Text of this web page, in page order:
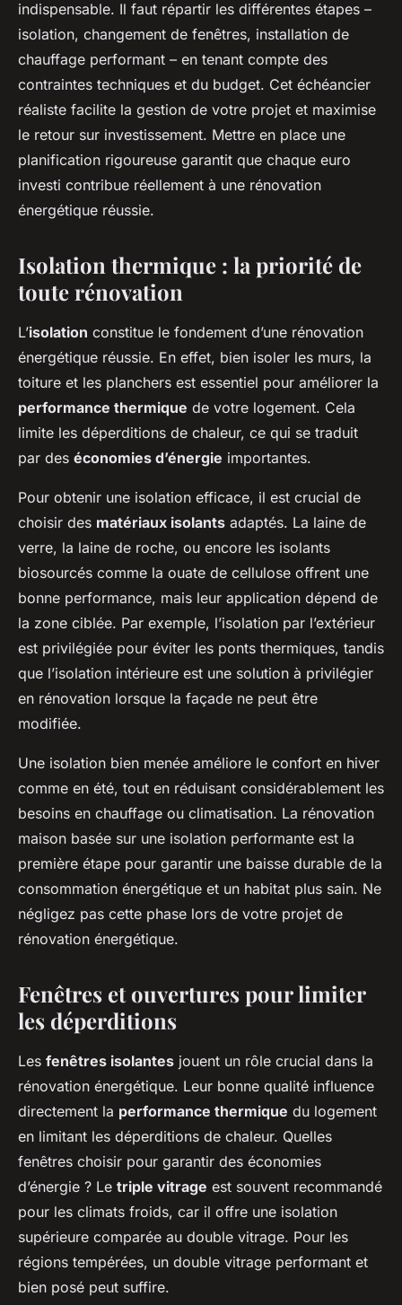
indispensable. Il faut répartir les différentes étapes –
isolation, changement de fenêtres, installation de
chauffage performant – en tenant compte des
contraintes techniques et du budget. Cet échéancier
réaliste facilite la gestion de votre projet et maximise
le retour sur investissement. Mettre en place une
planification rigoureuse garantit que chaque euro
investi contribue réellement à une rénovation
énergétique réussie.
Isolation thermique : la priorité de
toute rénovation
L’isolation constitue le fondement d’une rénovation
énergétique réussie. En effet, bien isoler les murs, la
toiture et les planchers est essentiel pour améliorer la
performance thermique de votre logement. Cela
limite les déperditions de chaleur, ce qui se traduit
par des économies d’énergie importantes.
Pour obtenir une isolation efficace, il est crucial de
choisir des matériaux isolants adaptés. La laine de
verre, la laine de roche, ou encore les isolants
biosourcés comme la ouate de cellulose offrent une
bonne performance, mais leur application dépend de
la zone ciblée. Par exemple, l’isolation par l’extérieur
est privilégiée pour éviter les ponts thermiques, tandis
que l’isolation intérieure est une solution à privilégier
en rénovation lorsque la façade ne peut être
modifiée.
Une isolation bien menée améliore le confort en hiver
comme en été, tout en réduisant considérablement les
besoins en chauffage ou climatisation. La rénovation
maison basée sur une isolation performante est la
première étape pour garantir une baisse durable de la
consommation énergétique et un habitat plus sain. Ne
négligez pas cette phase lors de votre projet de
rénovation énergétique.
Fenêtres et ouvertures pour limiter
les déperditions
Les fenêtres isolantes jouent un rôle crucial dans la
rénovation énergétique. Leur bonne qualité influence
directement la performance thermique du logement
en limitant les déperditions de chaleur. Quelles
fenêtres choisir pour garantir des économies
d’énergie ? Le triple vitrage est souvent recommandé
pour les climats froids, car il offre une isolation
supérieure comparée au double vitrage. Pour les
régions tempérées, un double vitrage performant et
bien posé peut suffire.